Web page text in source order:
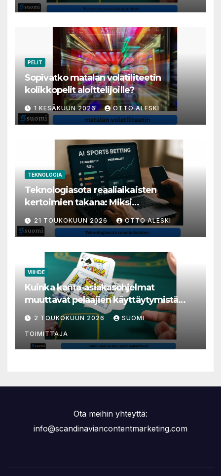
PELIT
Sopivatko matalan volatiliteetin
kolikkopelit aloittelijoille?
1 KESÄKUUN 2026 OTTO ALESKI
TEKNOLOGIA
Teknologiasota reaaliaikaisten
kertoimien takana: Miksi
millisekunneista tuli livenäpyttelyn
tärkein valuutta
21 TOUKOKUUN 2026 OTTO ALESKI
VIIHDE
Kuinka kanta-asiakasohjelmat
muuttavat pelaajien käyttäytymistä
nettikasinoilla
2 TOUKOKUUN 2026 SUOMI
TOIMITTAJA
Ota meihin yhteyttä:
info@scandinaviancontentmarketing.com